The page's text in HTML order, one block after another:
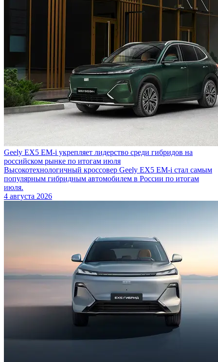
Geely EX5 EM-i укрепляет лидерство среди гибридов на
российском рынке по итогам июля
Высокотехнологичный кроссовер Geely EX5 EM-i стал самым
популярным гибридным автомобилем в России по итогам
июля.
4 августа 2026